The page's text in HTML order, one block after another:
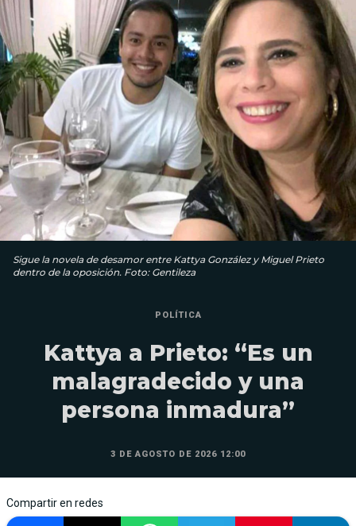
Sigue la novela de desamor entre Kattya González y Miguel Prieto
dentro de la oposición. Foto: Gentileza
POLÍTICA
Kattya a Prieto: “Es un
malagradecido y una
persona inmadura”
3 DE AGOSTO DE 2026 12:00
Compartir en redes